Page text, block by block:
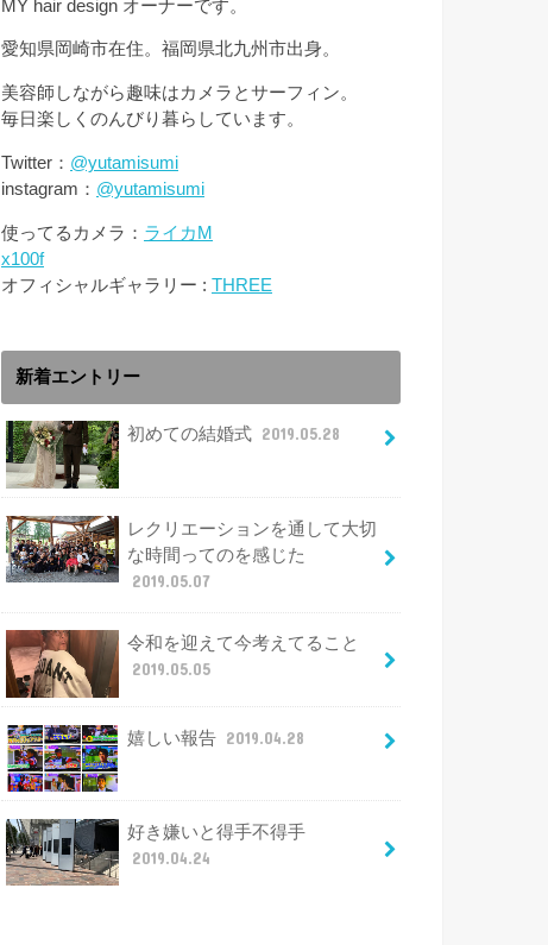
MY hair design オーナーです。
愛知県岡崎市在住。福岡県北九州市出身。
美容師しながら趣味はカメラとサーフィン。
毎日楽しくのんびり暮らしています。
Twitter： @yutamisumi
instagram： @yutamisumi
使ってるカメラ： ライカM
x100f
オフィシャルギャラリー : THREE
新着エントリー
初めての結婚式 2019.05.28
レクリエーションを通して大切
な時間ってのを感じた
2019.05.07
令和を迎えて今考えてること
2019.05.05
嬉しい報告 2019.04.28
好き嫌いと得手不得手
2019.04.24